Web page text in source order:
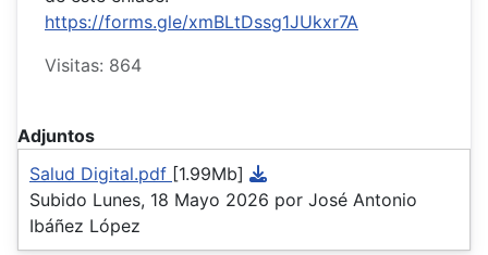
https://forms.gle/xmBLtDssg1JUkxr7A
Visitas: 864
Adjuntos
Salud Digital.pdf [1.99Mb]
Subido Lunes, 18 Mayo 2026 por José Antonio
Ibáñez López